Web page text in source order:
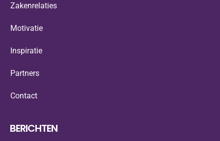
Zakenrelaties
Motivatie
Inspiratie
Partners
Contact
BERICHTEN